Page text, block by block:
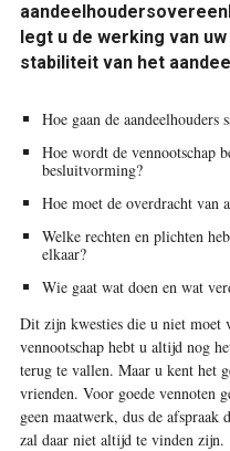
legt u de werking van
stabiliteit van het
Hoe gaan de aandeelhouders
Hoe wordt de vennoot­schap
besluitvorming?
Hoe moet de overdracht van
Welke rechten en plichten
elkaar?
Wie gaat wat doen en wat
Dit zijn kwesties die u niet moet
vennootschap hebt u altijd nog
terug te vallen. Maar u kent het
vrienden. Voor goede vennoten
geen maatwerk, dus de afspraak
zal daar niet altijd te vinden zijn.